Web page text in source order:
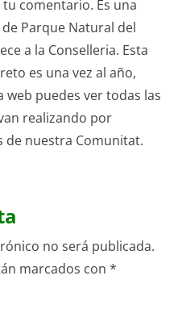
comentario. Es una
Parque Natural del
a la Conselleria. Esta
es una vez al año,
web puedes ver todas las
realizando por
de nuestra Comunitat.
no será publicada.
marcados con *